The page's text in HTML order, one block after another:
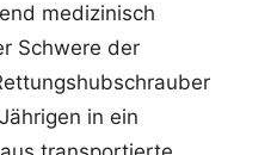
medizinisch
Schwere der
in ein